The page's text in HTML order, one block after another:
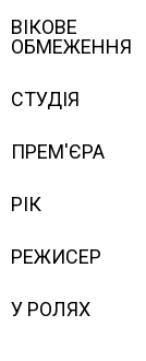
ВІКОВЕ
ОБМЕЖЕННЯ
СТУДІЯ
ПРЕМ'ЄРА
РІК
РЕЖИСЕР
У РОЛЯХ